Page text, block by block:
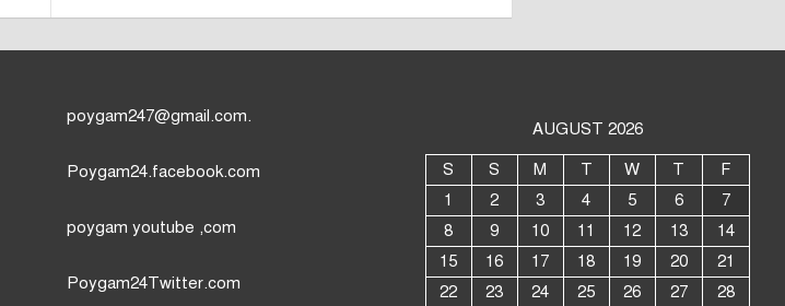
poygam247@gmail.com.
Poygam24.facebook.com
poygam youtube ,com
Poygam24Twitter.com
AUGUST 2026
S S M T W T
F
1
2 3 4 5 6
7
8
9 10 11 12 13
14
15
16 17 18 19 20
21
22
23 24 25 26 27 28